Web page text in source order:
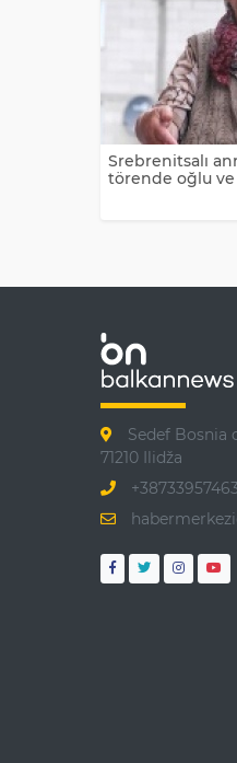
Srebrenitsalı
törende oğlu
Sedef Bosnia
71210 Ilidža
+38733957463